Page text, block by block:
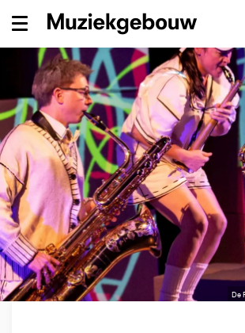
Menu
De